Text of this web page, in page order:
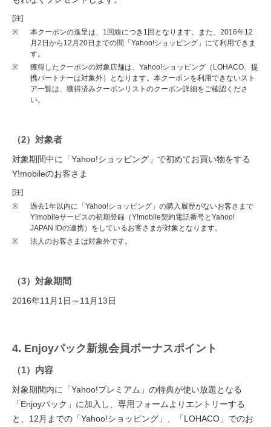
[注]
※
本クーポンの進呈は、1回線につき1回となります。また、2016年12
月2日から12月20日までの間「Yahoo!ショッピング」にて利用できま
す。
※
獲得したクーポンの対象店舗は、Yahoo!ショッピング（LOHACO、提
携パートナーは対象外）となります。本クーポンを利用できないスト
ア一覧は、獲得済みクーポンリストのクーポン詳細をご確認くださ
い。
（2）対象者
対象期間中に「Yahoo!ショッピング」で初めてお買い物をする
Y!mobileのお客さま
[注]
※
過去1年以内に「Yahoo!ショッピング」の購入履歴がないお客さまで
Y!mobileサービスの初期登録（Y!mobile契約電話番号とYahoo!
JAPAN IDの連携）をしているお客さまが対象となります。
※
法人のお客さまは対象外です。
（3）対象期間
2016年11月1日～11月13日
4. Enjoyパック新規会員ボーナスポイント
（1）内容
対象期間内に「Yahoo!プレミアム」の特典が使い放題となる
「Enjoyパック」に加入し、専用フォームよりエントリーする
と、12月までの「Yahoo!ショッピング」、「LOHACO」でのお